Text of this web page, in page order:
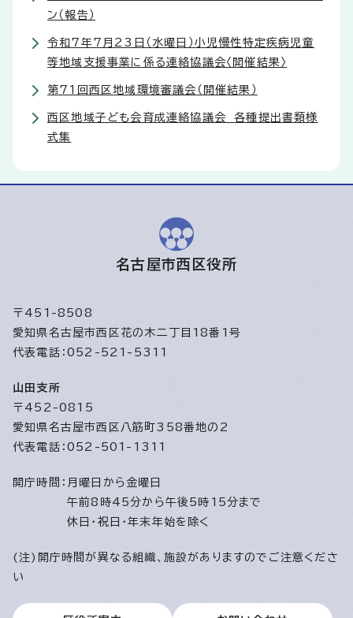
ン（報告）
令和7年7月23日（水曜日）小児慢性特定疾病児童
等地域支援事業に係る連絡協議会〈開催結果〉
第71回西区地域環境審議会（開催結果）
西区地域子ども会育成連絡協議会 各種提出書類様
式集
名古屋市西区役所
〒451-8508
愛知県名古屋市西区花の木二丁目18番1号
代表電話：052-521-5311
山田支所
〒452-0815
愛知県名古屋市西区八筋町358番地の2
代表電話：052-501-1311
開庁時間： 月曜日から金曜日
午前8時45分から午後5時15分まで
休日・祝日・年末年始を除く
(注)開庁時間が異なる組織、施設がありますのでご注意くださ
い